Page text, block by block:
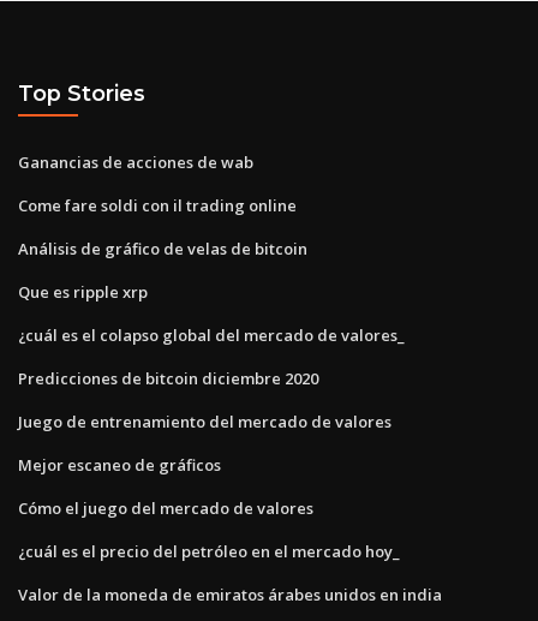
Top Stories
Ganancias de acciones de wab
Come fare soldi con il trading online
Análisis de gráfico de velas de bitcoin
Que es ripple xrp
¿cuál es el colapso global del mercado de valores_
Predicciones de bitcoin diciembre 2020
Juego de entrenamiento del mercado de valores
Mejor escaneo de gráficos
Cómo el juego del mercado de valores
¿cuál es el precio del petróleo en el mercado hoy_
Valor de la moneda de emiratos árabes unidos en india